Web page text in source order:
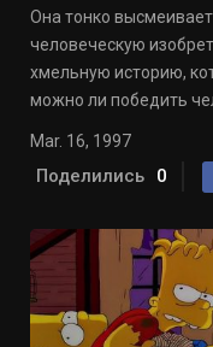
Она тонко
человеческую
хмельную историю,
можно ли победить
Mar. 16, 1997
Поделились 0